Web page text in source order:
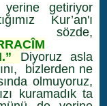
getiriyor
Kur’an'ı
sözde,
Diyoruz asla
bizlerden ne
olmuyoruz,
kuramadık ta